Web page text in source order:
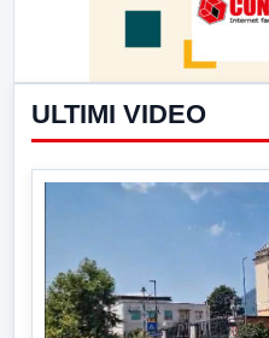
ULTIMI VIDEO